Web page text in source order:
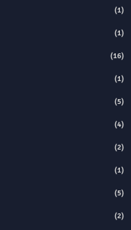
(1)
(1)
(16)
(1)
(5)
(4)
(2)
(1)
(5)
(2)